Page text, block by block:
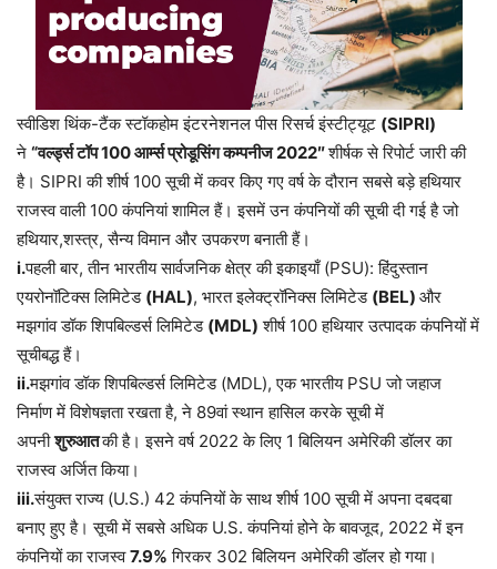
स्वीडिश थिंक-टैंक स्टॉकहोम इंटरनेशनल पीस रिसर्च इंस्टीट्यूट (SIPRI)
ने “वर्ल्ड्स टॉप100आर्म्स प्रोडूसिंग कम्पनीज2022″शीर्षक से रिपोर्ट जारी की
है। SIPRI की शीर्ष 100 सूची में कवर किए गए वर्ष के दौरान सबसे बड़े हथियार
राजस्व वाली 100 कंपनियां शामिल हैं। इसमें उन कंपनियों की सूची दी गई है जो
हथियार,शस्त्र, सैन्य विमान और उपकरण बनाती हैं।
i.पहली बार, तीन भारतीय सार्वजनिक क्षेत्र की इकाइयाँ (PSU): हिंदुस्तान
एयरोनॉटिक्स लिमिटेड (HAL), भारत इलेक्ट्रॉनिक्स लिमिटेड (BEL) और
मझगांव डॉक शिपबिल्डर्स लिमिटेड (MDL) शीर्ष 100 हथियार उत्पादक कंपनियों में
सूचीबद्ध हैं।
ii.मझगांव डॉक शिपबिल्डर्स लिमिटेड (MDL), एक भारतीय PSU जो जहाज
निर्माण में विशेषज्ञता रखता है, ने 89वां स्थान हासिल करके सूची में
अपनीशुरुआतकी है। इसने वर्ष 2022 के लिए 1 बिलियन अमेरिकी डॉलर का
राजस्व अर्जित किया।
iii.संयुक्त राज्य (U.S.) 42 कंपनियों के साथ शीर्ष 100 सूची में अपना दबदबा
बनाए हुए है। सूची में सबसे अधिक U.S. कंपनियां होने के बावजूद, 2022 में इन
कंपनियों का राजस्व7.9% गिरकर 302 बिलियन अमेरिकी डॉलर हो गया।